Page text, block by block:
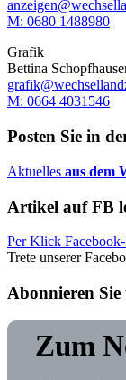
M: ‭0680 1488980‬
Grafik
Bettina
M: 0664 4031546
Posten Sie in
Aktuelles aus dem
Artikel auf FB
Per Klick
Trete unserer
Abonnieren Sie
Zum